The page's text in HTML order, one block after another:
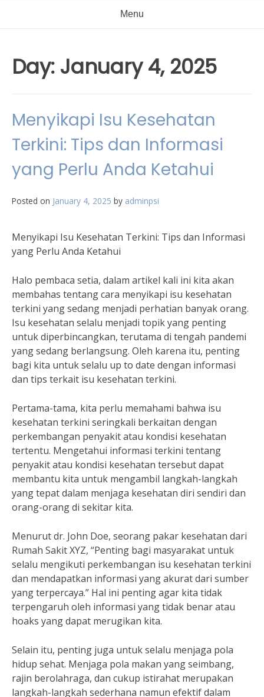
Menu
Day: January 4, 2025
Menyikapi Isu Kesehatan
Terkini: Tips dan Informasi
yang Perlu Anda Ketahui
Posted on January 4, 2025 by adminpsi
Menyikapi Isu Kesehatan Terkini: Tips dan Informasi
yang Perlu Anda Ketahui
Halo pembaca setia, dalam artikel kali ini kita akan
membahas tentang cara menyikapi isu kesehatan
terkini yang sedang menjadi perhatian banyak orang.
Isu kesehatan selalu menjadi topik yang penting
untuk diperbincangkan, terutama di tengah pandemi
yang sedang berlangsung. Oleh karena itu, penting
bagi kita untuk selalu up to date dengan informasi
dan tips terkait isu kesehatan terkini.
Pertama-tama, kita perlu memahami bahwa isu
kesehatan terkini seringkali berkaitan dengan
perkembangan penyakit atau kondisi kesehatan
tertentu. Mengetahui informasi terkini tentang
penyakit atau kondisi kesehatan tersebut dapat
membantu kita untuk mengambil langkah-langkah
yang tepat dalam menjaga kesehatan diri sendiri dan
orang-orang di sekitar kita.
Menurut dr. John Doe, seorang pakar kesehatan dari
Rumah Sakit XYZ, “Penting bagi masyarakat untuk
selalu mengikuti perkembangan isu kesehatan terkini
dan mendapatkan informasi yang akurat dari sumber
yang terpercaya.” Hal ini penting agar kita tidak
terpengaruh oleh informasi yang tidak benar atau
hoaks yang dapat merugikan kita.
Selain itu, penting juga untuk selalu menjaga pola
hidup sehat. Menjaga pola makan yang seimbang,
rajin berolahraga, dan cukup istirahat merupakan
langkah-langkah sederhana namun efektif dalam